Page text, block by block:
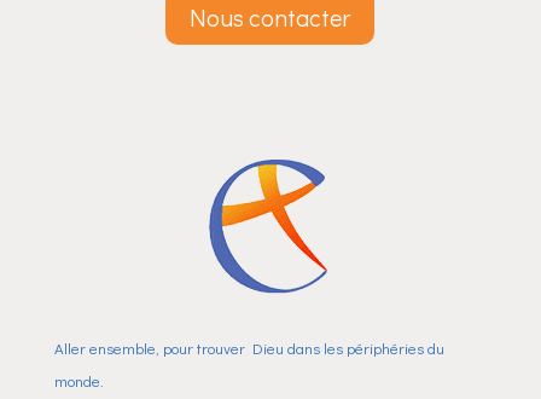
Nous contacter
Aller ensemble, pour trouver Dieu dans les périphéries du
monde.